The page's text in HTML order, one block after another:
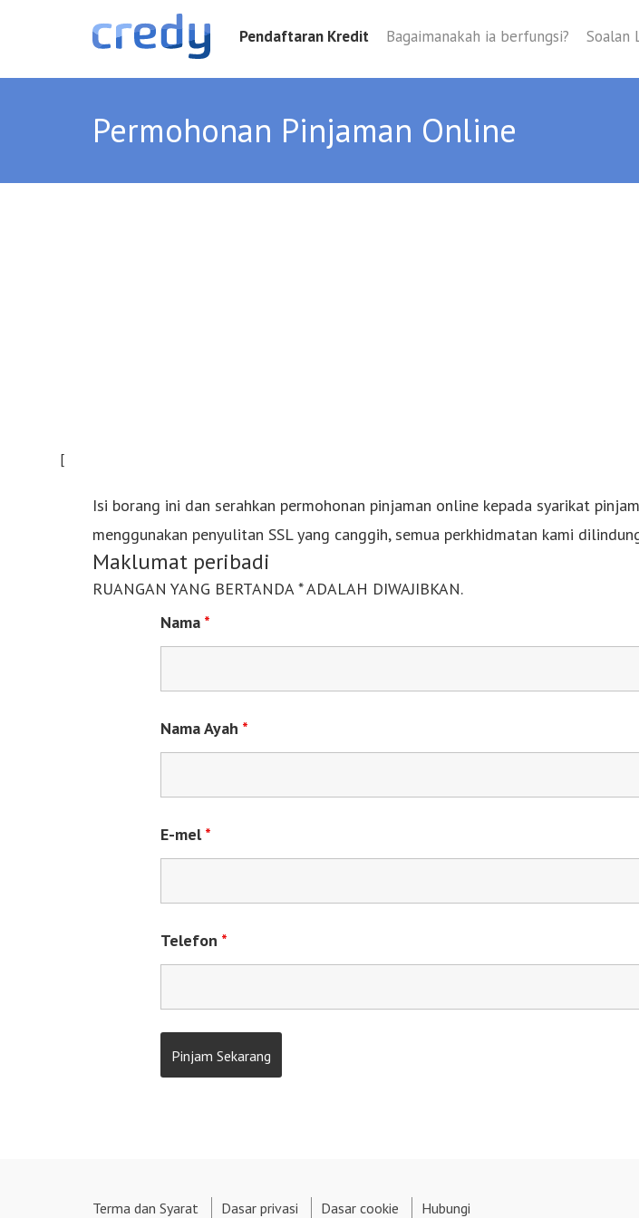
Pendaftaran Kredit Bagaimanakah ia berfungsi? Soalan
Permohonan Pinjaman Online
Isi borang ini dan serahkan permohonan pinjaman online kepada syarikat
menggunakan penyulitan SSL yang canggih, semua perkhidmatan kami
Maklumat peribadi
RUANGAN YANG BERTANDA * ADALAH DIWAJIBKAN.
Nama *
Nama Ayah *
E-mel*
Telefon *
Terma dan Syarat Dasar privasi Dasar cookie Hubungi